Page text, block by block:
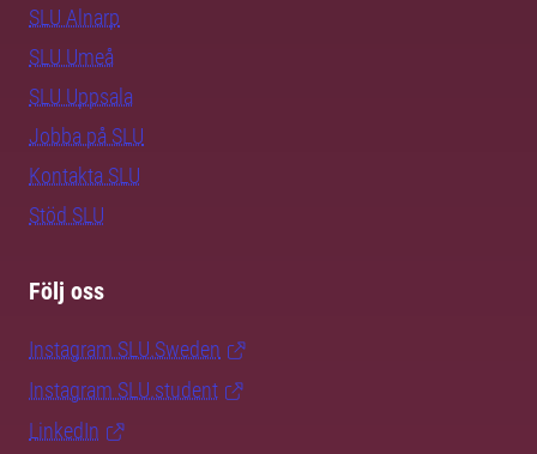
SLU Alnarp
SLU Umeå
SLU Uppsala
Jobba på SLU
Kontakta SLU
Stöd SLU
Följ oss
Instagram SLU.Sweden
Instagram SLU.student
LinkedIn